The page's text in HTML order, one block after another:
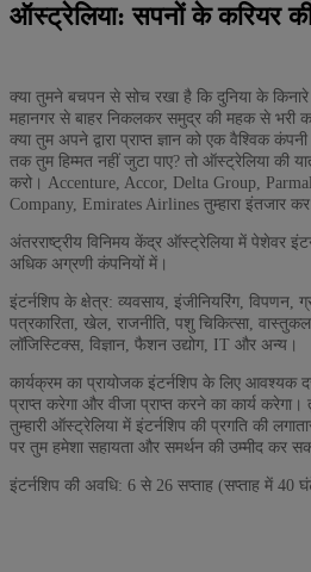
ऑस्ट्रेलिया: सपनों के करियर
क्या तुमने बचपन से सोच रखा है कि दुनिया के
महानगर से बाहर निकलकर समुद्र की महक से भरी
क्या तुम अपने द्वारा प्राप्त ज्ञान को एक वैश्विक
तक तुम हिम्मत नहीं जुटा पाए? तो ऑस्ट्रेलिया की
करो। Accenture, Accor, Delta Group,
Company, Emirates Airlines तुम्हारा इंतजार
अंतरराष्ट्रीय विनिमय केंद्र ऑस्ट्रेलिया में पेशेवर
अधिक अग्रणी कंपनियों में।
इंटर्नशिप के क्षेत्र: व्यवसाय, इंजीनियरिंग, विपणन,
पत्रकारिता, खेल, राजनीति, पशु चिकित्सा,
लॉजिस्टिक्स, विज्ञान, फैशन उद्योग, IT और अन्य।
कार्यक्रम का प्रायोजक इंटर्नशिप के लिए आवश्यक
प्राप्त करेगा और वीजा प्राप्त करने का कार्य
तुम्हारी ऑस्ट्रेलिया में इंटर्नशिप की प्रगति की
पर तुम हमेशा सहायता और समर्थन की उम्मीद कर
इंटर्नशिप की अवधि: 6 से 26 सप्ताह (सप्ताह में 40